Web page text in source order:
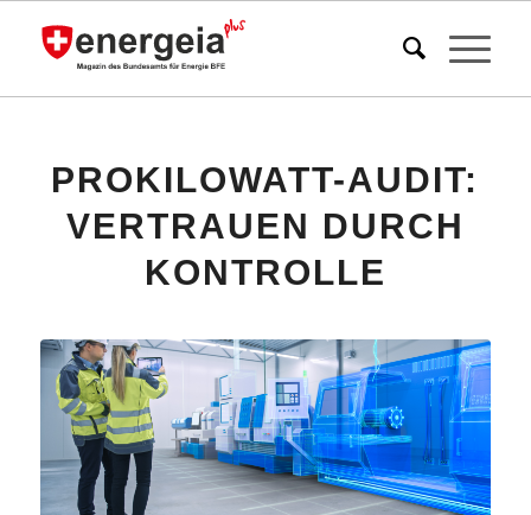
PROKILOWATT-AUDIT:
VERTRAUEN DURCH
KONTROLLE